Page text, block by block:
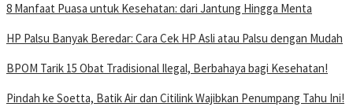
8 Manfaat Puasa untuk Kesehatan: dari Jantung Hingga Menta
HP Palsu Banyak Beredar: Cara Cek HP Asli atau Palsu dengan Mudah
BPOM Tarik 15 Obat Tradisional Ilegal, Berbahaya bagi Kesehatan!
Pindah ke Soetta, Batik Air dan Citilink Wajibkan Penumpang Tahu Ini!